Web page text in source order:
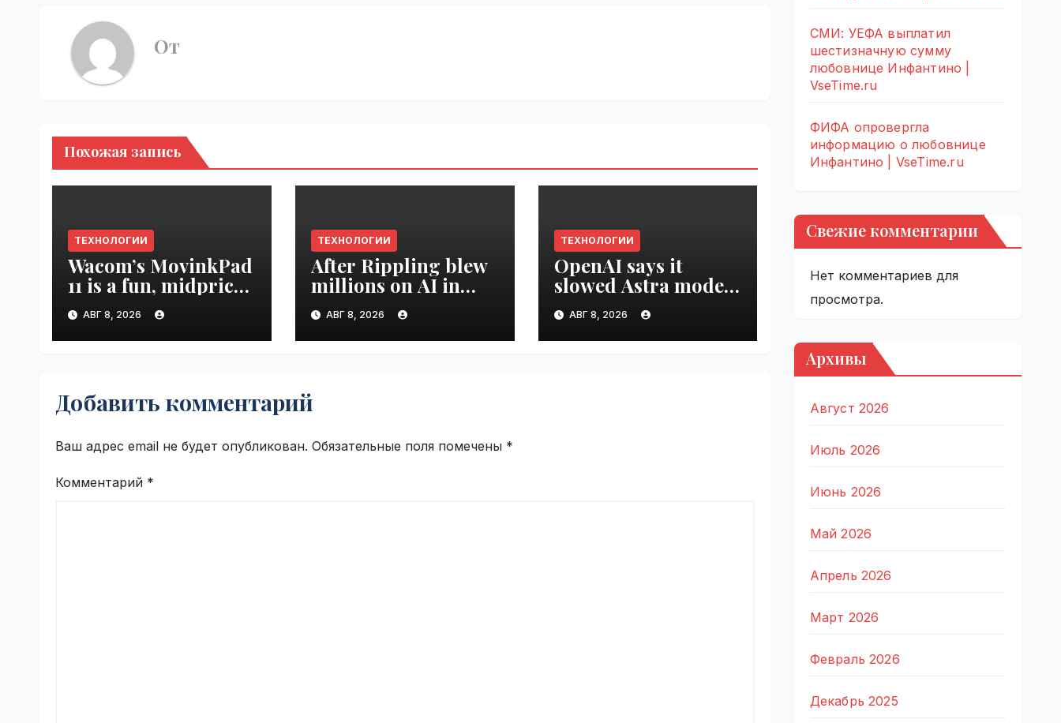
От
Похожая запись
ТЕХНОЛОГИИ
Wacom’s MovinkPad
11 is a fun, midpriced
entry point for
digital artists |
VseTime.ru
АВГ 8, 2026
ТЕХНОЛОГИИ
After Rippling blew
millions on AI in
months, it built an
employee ROI tool |
VseTime.ru
АВГ 8, 2026
ТЕХНОЛОГИИ
OpenAI says it
slowed Astra model
development over
security concerns |
VseTime.ru
АВГ 8, 2026
Добавить комментарий
Ваш адрес email не будет опубликован. Обязательные поля помечены *
Комментарий *
СМИ: УЕФА выплатил
шестизначную сумму
любовнице Инфантино |
VseTime.ru
ФИФА опровергла
информацию о любовнице
Инфантино | VseTime.ru
Свежие комментарии
Нет комментариев для
просмотра.
Архивы
Август 2026
Июль 2026
Июнь 2026
Май 2026
Апрель 2026
Март 2026
Февраль 2026
Декабрь 2025